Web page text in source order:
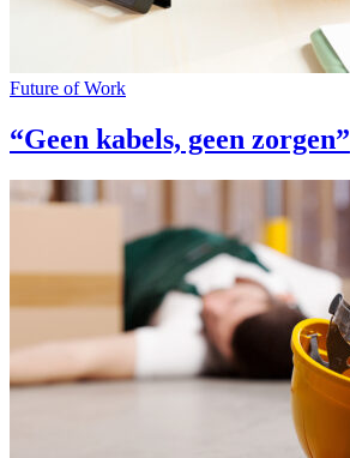
Future of Work
“Geen kabels, geen zorgen”